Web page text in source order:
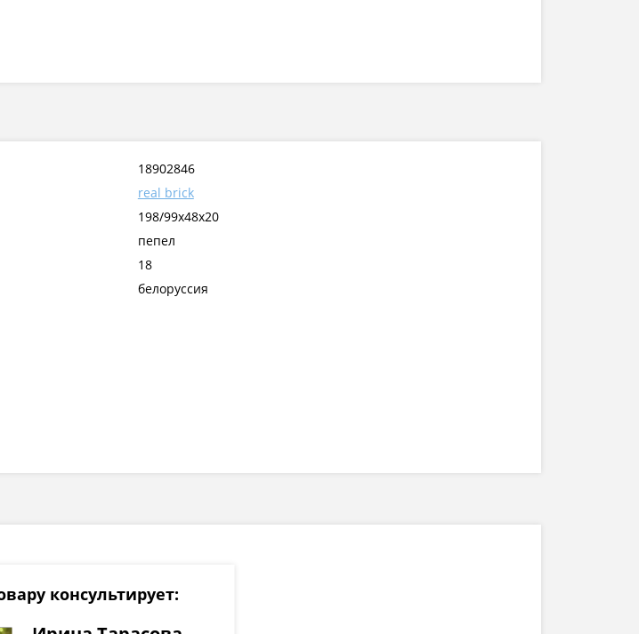
18902846
real brick
198/99х48х20
пепел
18
белоруссия
консультирует: